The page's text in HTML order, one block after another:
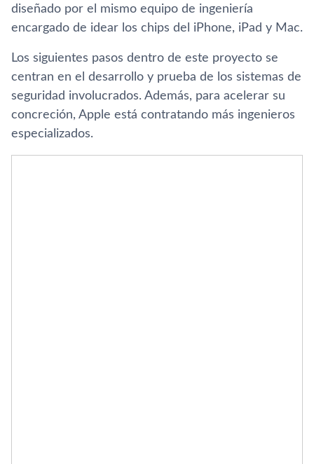
diseñado por el mismo equipo de ingeniería
encargado de idear los chips del iPhone, iPad y Mac.
Los siguientes pasos dentro de este proyecto se
centran en el desarrollo y prueba de los sistemas de
seguridad involucrados. Además, para acelerar su
concreción, Apple está contratando más ingenieros
especializados.